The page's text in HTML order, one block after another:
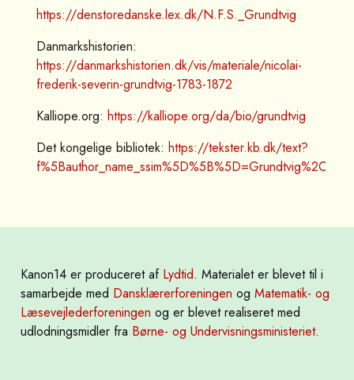
https://denstoredanske.lex.dk/N.F.S._Grundtvig
Danmarkshistorien:
https://danmarkshistorien.dk/vis/materiale/nicolai-
frederik-severin-grundtvig-1783-1872
Kalliope.org: https://kalliope.org/da/bio/grundtvig
Det kongelige bibliotek: https://tekster.kb.dk/text?
Kanon14 er produceret af Lydtid. Materialet er blevet til i
samarbejde med Dansklærerforeningen og Matematik- og
Læsevejlederforeningen og er blevet realiseret med
udlodningsmidler fra Børne- og Undervisningsministeriet.